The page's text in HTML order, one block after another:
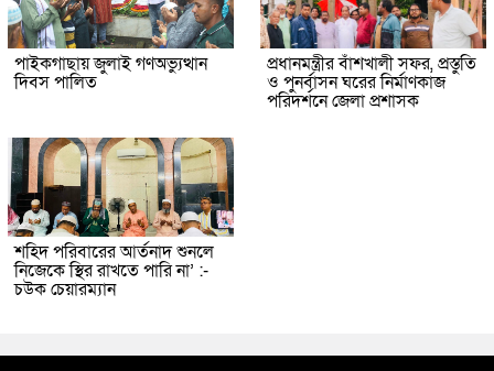
পাইকগাছায় জুলাই গণঅভ্যুত্থান
দিবস পালিত
প্রধানমন্ত্রীর বাঁশখালী সফর, প্রস্তুতি
ও পুনর্বাসন ঘরের নির্মাণকাজ
পরিদর্শনে জেলা প্রশাসক
শহিদ পরিবারের আর্তনাদ শুনলে
নিজেকে স্থির রাখতে পারি না’ :-
চউক চেয়ারম্যান